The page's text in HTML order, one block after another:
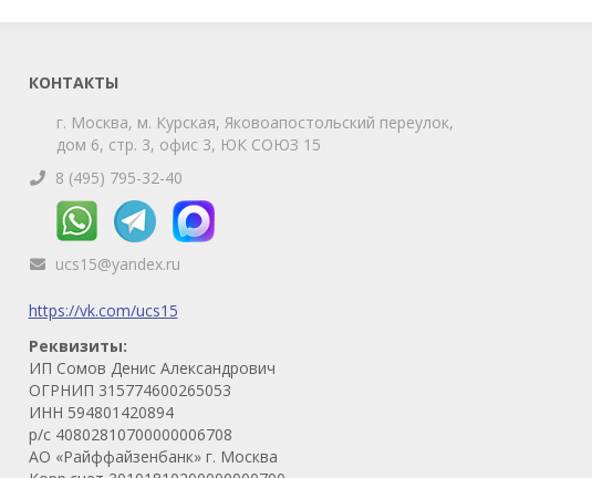
КОНТАКТЫ
г. Москва, м. Курская, Яковоапостольский переулок,
дом 6, стр. 3, офис 3, ЮК СОЮЗ 15
8 (495) 795-32-40
ucs15@yandex.ru
https://vk.com/ucs15
Реквизиты:
ИП Сомов Денис Александрович
ОГРНИП 315774600265053
ИНН 594801420894
р/с 40802810700000006708
АО «Райффайзенбанк» г. Москва
Telegram Max
Телефон